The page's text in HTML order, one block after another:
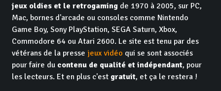
jeux oldies et le retrogaming de 1970 à 2005, sur PC,
Mac, bornes d'arcade ou consoles comme Nintendo
Game Boy, Sony PlayStation, SEGA Saturn, Xbox,
Commodore 64 ou Atari 2600. Le site est tenu par des
vétérans de la presse jeux vidéo qui se sont associés
pour faire du contenu de qualité et indépendant, pour
les lecteurs. Et en plus c'est gratuit, et ça le restera !